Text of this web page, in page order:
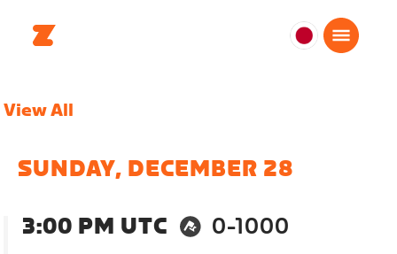
日
View All
SUNDAY, DECEMBER 28
3:00 PM UTC
0-1000